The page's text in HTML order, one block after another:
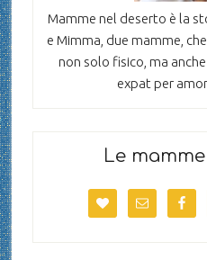
Mamme nel deserto è la
e Mimma, due mamme,
non solo fisico, ma
expat per
Le